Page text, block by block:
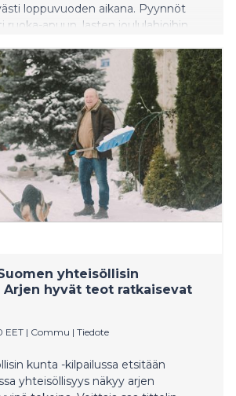
loppuvuoden aikana. Pyynnöt
ruoka-apuun, lasten joululahjoihin,
näkyy niin kaupungeissa kuin
Samalla data kertoo myös
kehityskulun. Myös auttajien määrä
Yhä useampi suomalainen
osaamistaan ja aikaansa.
nähdään päivittäin, että pienikin
lahja lapselle, hetki juttuseuraa
voi muuttaa toisen joulun
yhteisöllisin
Arjen hyvät teot ratkaisevat
EET | Commu | Tiedote
kunta -kilpailussa etsitään
yhteisöllisyys näkyy arjen